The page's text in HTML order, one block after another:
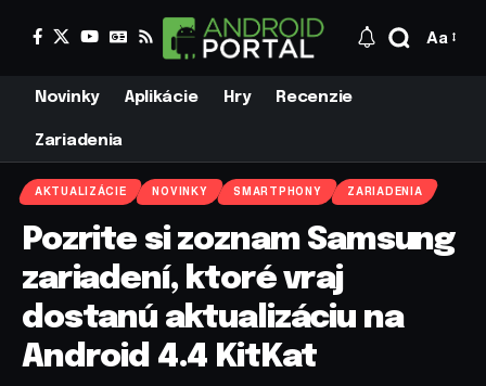
Aa
Novinky Aplikácie Hry Recenzie
Zariadenia
AKTUALIZÁCIE NOVINKY SMARTPHONY ZARIADENIA
Pozrite si zoznam Samsung
zariadení, ktoré vraj
dostanú aktualizáciu na
Android 4.4 KitKat